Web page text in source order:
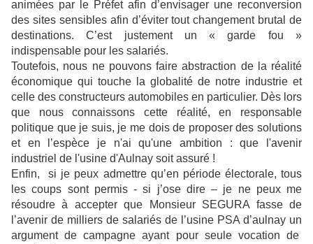
animées par le Préfet afin d’envisager une reconversion
des sites sensibles afin d’éviter tout changement brutal de
destinations. C’est justement un « garde fou »
indispensable pour les salariés.
Toutefois, nous ne pouvons faire abstraction de la réalité
économique qui touche la globalité de notre industrie et
celle des constructeurs automobiles en particulier. Dès lors
que nous connaissons cette réalité, en responsable
politique que je suis, je me dois de proposer des solutions
et en l’espèce je n'ai qu'une ambition : que l'avenir
industriel de l'usine d'Aulnay soit assuré !
Enfin, si je peux admettre qu’en période électorale, tous
les coups sont permis - si j’ose dire – je ne peux me
résoudre à accepter que Monsieur SEGURA fasse de
l’avenir de milliers de salariés de l’usine PSA d’aulnay un
argument de campagne ayant pour seule vocation de